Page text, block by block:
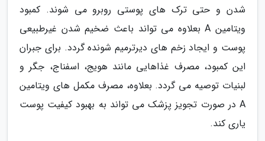
شدن و حتی ترک های پوستی روبرو می شوند. کمبود
ویتامین A بعلاوه می تواند باعث ضخیم شدن غیرطبیعی
پوست و ایجاد زخم های دیرترمیم شونده گردد. برای جبران
این کمبود، مصرف غذاهایی مانند هویج، اسفناج، جگر و
لبنیات توصیه می گردد. بعلاوه، مصرف مکمل های ویتامین
A در صورت تجویز پزشک می تواند به بهبود کیفیت پوست
یاری کند.